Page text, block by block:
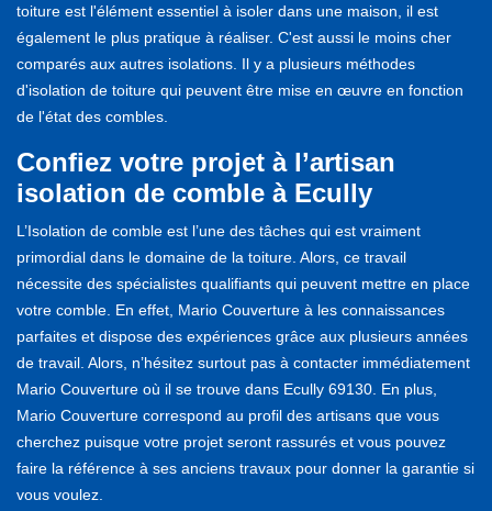
toiture est l'élément essentiel à isoler dans une maison, il est
également le plus pratique à réaliser. C'est aussi le moins cher
comparés aux autres isolations. Il y a plusieurs méthodes
d'isolation de toiture qui peuvent être mise en œuvre en fonction
de l'état des combles.
Confiez votre projet à l’artisan
isolation de comble à Ecully
L’Isolation de comble est l’une des tâches qui est vraiment
primordial dans le domaine de la toiture. Alors, ce travail
nécessite des spécialistes qualifiants qui peuvent mettre en place
votre comble. En effet, Mario Couverture à les connaissances
parfaites et dispose des expériences grâce aux plusieurs années
de travail. Alors, n’hésitez surtout pas à contacter immédiatement
Mario Couverture où il se trouve dans Ecully 69130. En plus,
Mario Couverture correspond au profil des artisans que vous
cherchez puisque votre projet seront rassurés et vous pouvez
faire la référence à ses anciens travaux pour donner la garantie si
vous voulez.